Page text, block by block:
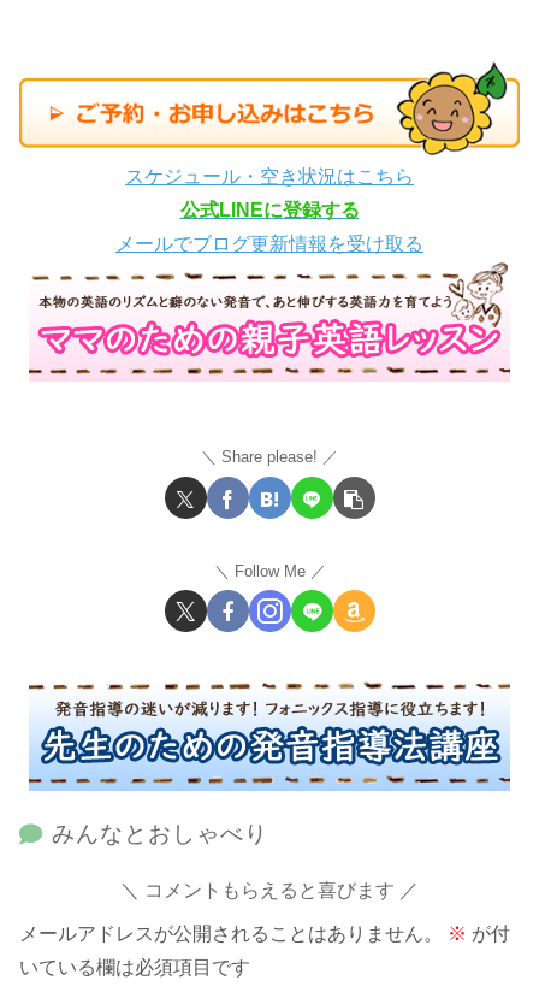
スケジュール・空き状況はこちら
公式LINEに登録する
メールでブログ更新情報を受け取る
Share please!
Follow Me
みんなとおしゃべり
コメントもらえると喜びます
メールアドレスが公開されることはありません。 ※ が付
いている欄は必須項目です